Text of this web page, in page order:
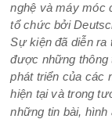
nghệ và máy móc
tổ chức bởi
Sự kiện đã diễn ra
được những thông
phát triển của các
hiện tại và trong
những tin bài,